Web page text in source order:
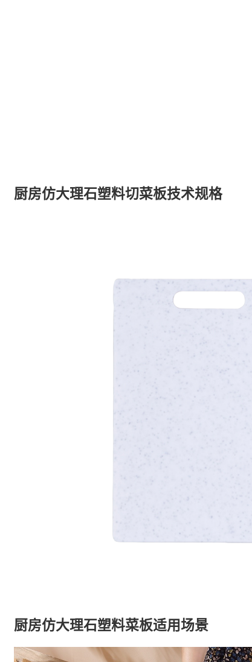
厨房仿大理石塑料切菜板技术规格
厨房仿大理石塑料菜板适用场景